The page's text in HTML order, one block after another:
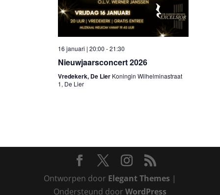
16 januari | 20:00 -21:30
Nieuwjaarsconcert 2026
Vredekerk, De Lier Koningin Wilhelminastraat
1, De Lier
Ontworpen door Elegant Themes|
Ondersteund door WordPress